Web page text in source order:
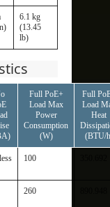
6.1 kg
(13.45
lb)
Full PoE+
Load Max
Power
Consumption
(W)
Full
Load
Heat
(BTU/
100
260